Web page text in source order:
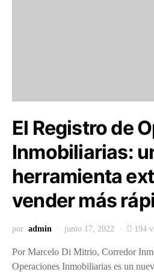
El Registro de
Inmobiliarias:
herramienta
vender más
por admin junio 17, 2022 194
Por Marcelo Di Mitrio, Corredor
Operaciones Inmobiliarias es un